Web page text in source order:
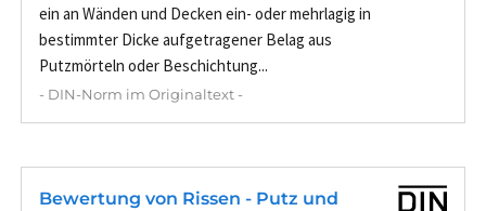
ein an Wänden und Decken ein- oder mehrlagig in
bestimmter Dicke aufgetragener Belag aus
Putzmörteln oder Beschichtung...
- DIN-Norm im Originaltext -
Bewertung von Rissen - Putz und